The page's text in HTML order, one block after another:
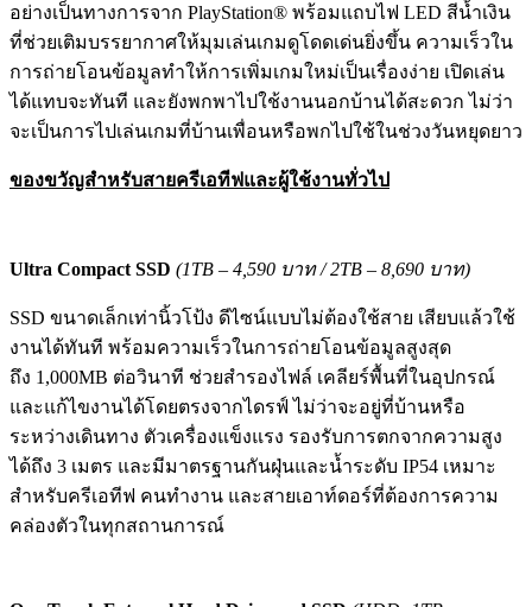
อย่างเป็นทางการจาก PlayStation® พร้อมแถบไฟ LED สีน้ำเงิน
ที่ช่วยเติมบรรยากาศให้มุมเล่นเกมดูโดดเด่นยิ่งขึ้น ความเร็วใน
การถ่ายโอนข้อมูลทำให้การเพิ่มเกมใหม่เป็นเรื่องง่าย เปิดเล่น
ได้แทบจะทันที และยังพกพาไปใช้งานนอกบ้านได้สะดวก ไม่ว่า
จะเป็นการไปเล่นเกมที่บ้านเพื่อนหรือพกไปใช้ในช่วงวันหยุดยาว
ของขวัญสำหรับสายครีเอทีฟและผู้ใช้งานทั่วไป
Ultra Compact SSD (1TB – 4,590 บาท / 2TB – 8,690 บาท)
SSD ขนาดเล็กเท่านิ้วโป้ง ดีไซน์แบบไม่ต้องใช้สาย เสียบแล้วใช้
งานได้ทันที พร้อมความเร็วในการถ่ายโอนข้อมูลสูงสุด
ถึง 1,000MB ต่อวินาที ช่วยสำรองไฟล์ เคลียร์พื้นที่ในอุปกรณ์
และแก้ไขงานได้โดยตรงจากไดรฟ์ ไม่ว่าจะอยู่ที่บ้านหรือ
ระหว่างเดินทาง ตัวเครื่องแข็งแรง รองรับการตกจากความสูง
ได้ถึง 3 เมตร และมีมาตรฐานกันฝุ่นและน้ำระดับ IP54 เหมาะ
สำหรับครีเอทีฟ คนทำงาน และสายเอาท์ดอร์ที่ต้องการความ
คล่องตัวในทุกสถานการณ์